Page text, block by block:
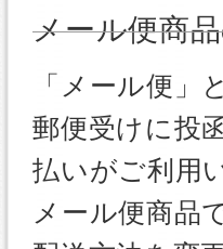
メール便商
「メール便」
郵便受けに投
払いがご利用
メール便商品